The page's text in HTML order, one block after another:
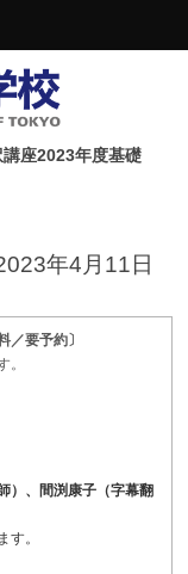
講座2023年度基礎
年4月11日
／要予約〕
。
）、間渕康子（字幕翻
。